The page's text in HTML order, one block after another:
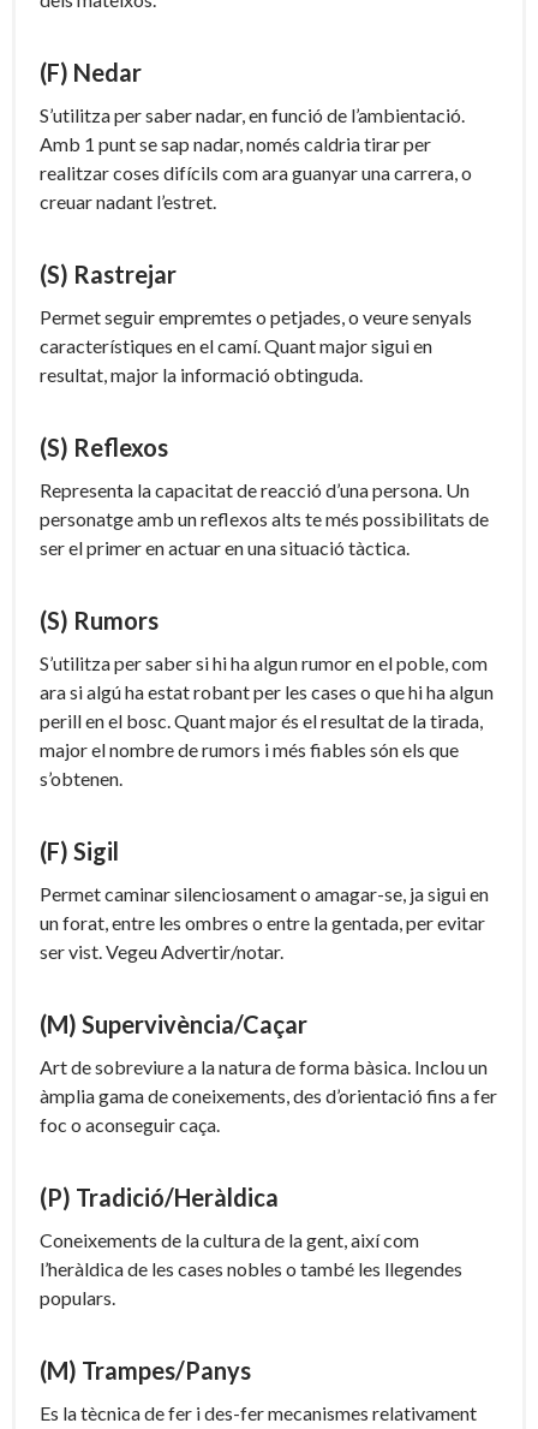
(F) Nedar
S’utilitza per saber nadar, en funció de l’ambientació.
Amb 1 punt se sap nadar, només caldria tirar per
realitzar coses difícils com ara guanyar una carrera, o
creuar nadant l’estret.
(S) Rastrejar
Permet seguir empremtes o petjades, o veure senyals
característiques en el camí. Quant major sigui en
resultat, major la informació obtinguda.
(S) Reflexos
Representa la capacitat de reacció d’una persona. Un
personatge amb un reflexos alts te més possibilitats de
ser el primer en actuar en una situació tàctica.
(S) Rumors
S’utilitza per saber si hi ha algun rumor en el poble, com
ara si algú ha estat robant per les cases o que hi ha algun
perill en el bosc. Quant major és el resultat de la tirada,
major el nombre de rumors i més fiables són els que
s’obtenen.
(F) Sigil
Permet caminar silenciosament o amagar-se, ja sigui en
un forat, entre les ombres o entre la gentada, per evitar
ser vist. Vegeu Advertir/notar.
(M) Supervivència/Caçar
Art de sobreviure a la natura de forma bàsica. Inclou un
àmplia gama de coneixements, des d’orientació fins a fer
foc o aconseguir caça.
(P) Tradició/Heràldica
Coneixements de la cultura de la gent, així com
l’heràldica de les cases nobles o també les llegendes
populars.
(M) Trampes/Panys
Es la tècnica de fer i des-fer mecanismes relativament